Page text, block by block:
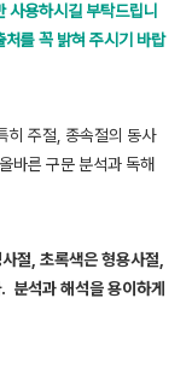
사용하시길 부탁드립니
를 꼭 밝혀 주시기 바랍
히 주절, 종속절의 동사
바른 구문 분석과 독해
절, 초록색은 형용사절,
분석과 해석을 용이하게